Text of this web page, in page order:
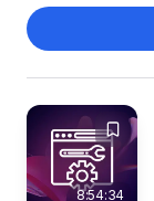
8:54:34